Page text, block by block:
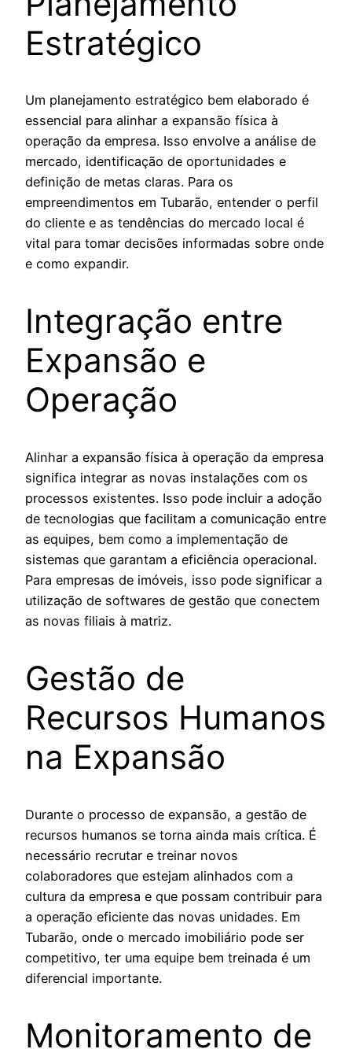
Estratégico
Um planejamento estratégico bem elaborado é
essencial para alinhar a expansão física à
operação da empresa. Isso envolve a análise de
mercado, identificação de oportunidades e
definição de metas claras. Para os
empreendimentos em Tubarão, entender o perfil
do cliente e as tendências do mercado local é
vital para tomar decisões informadas sobre onde
e como expandir.
Integração entre
Expansão e
Operação
Alinhar a expansão física à operação da empresa
significa integrar as novas instalações com os
processos existentes. Isso pode incluir a adoção
de tecnologias que facilitam a comunicação entre
as equipes, bem como a implementação de
sistemas que garantam a eficiência operacional.
Para empresas de imóveis, isso pode significar a
utilização de softwares de gestão que conectem
as novas filiais à matriz.
Gestão de
Recursos Humanos
na Expansão
Durante o processo de expansão, a gestão de
recursos humanos se torna ainda mais crítica. É
necessário recrutar e treinar novos
colaboradores que estejam alinhados com a
cultura da empresa e que possam contribuir para
a operação eficiente das novas unidades. Em
Tubarão, onde o mercado imobiliário pode ser
competitivo, ter uma equipe bem treinada é um
diferencial importante.
Monitoramento de